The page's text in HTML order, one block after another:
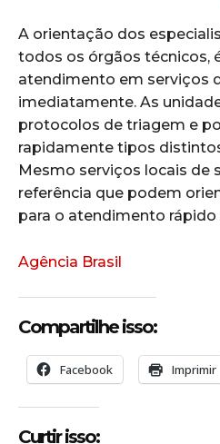
A orientação dos
todos os órgãos técnicos,
atendimento em serviços
imediatamente. As
protocolos de triagem e
rapidamente tipos
Mesmo serviços locais de
referência que podem
para o atendimento rápido
Agência Brasil
Compartilhe isso:
Facebook Imprimir
Curtir isso: